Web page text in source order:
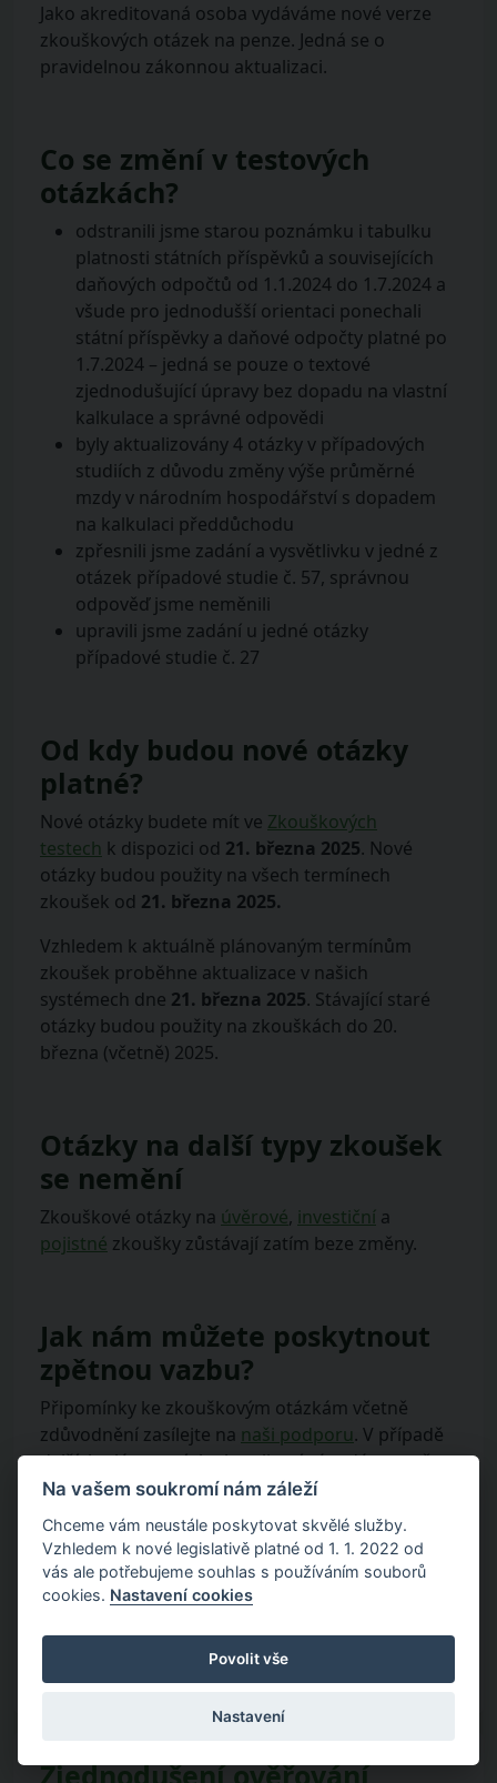
Jako akreditovaná osoba vydáváme nové verze
zkouškových otázek na penze. Jedná se o
pravidelnou zákonnou aktualizaci.
Co se změní v testových
otázkách?
odstranili jsme starou poznámku i tabulku
platnosti státních příspěvků a souvisejících
daňových odpočtů od 1.1.2024 do 1.7.2024 a
všude pro jednodušší orientaci ponechali
státní příspěvky a daňové odpočty platné po
1.7.2024 – jedná se pouze o textové
zjednodušující úpravy bez dopadu na vlastní
kalkulace a správné odpovědi
byly aktualizovány 4 otázky v případových
studiích z důvodu změny výše průměrné
mzdy v národním hospodářství s dopadem
na kalkulaci předdůchodu
zpřesnili jsme zadání a vysvětlivku v jedné z
otázek případové studie č. 57, správnou
odpověď jsme neměnili
upravili jsme zadání u jedné otázky
případové studie č. 27
Od kdy budou nové otázky
platné?
Nové otázky budete mít ve Zkouškových
testech k dispozici od 21. března 2025. Nové
otázky budou použity na všech termínech
zkoušek od 21. března 2025.
Vzhledem k aktuálně plánovaným termínům
zkoušek proběhne aktualizace v našich
systémech dne 21. března 2025. Stávající staré
otázky budou použity na zkouškách do 20.
března (včetně) 2025.
Otázky na další typy zkoušek
se nemění
Zkouškové otázky na úvěrové, investiční a
pojistné zkoušky zůstávají zatím beze změny.
Jak nám můžete poskytnout
zpětnou vazbu?
Připomínky ke zkouškovým otázkám včetně
zdůvodnění zasílejte na naši podporu. V případě
dalších plánovaných aktualizací vám dáme opět
vědět předem.
Přejeme hodně štěstí u zkoušek.
Štítky:Aktualizace,certifikace
spoření,Otázky,Penze,Penzijní připojištění,
Zjednodušení ověřování
Na vašem soukromí nám záleží
Chceme vám neustále poskytovat skvělé služby.
Vzhledem k nové legislativě platné od 1. 1. 2022 od
vás ale potřebujeme souhlas s používáním souborů
cookies. Nastavení cookies
Povolit vše
Nastavení